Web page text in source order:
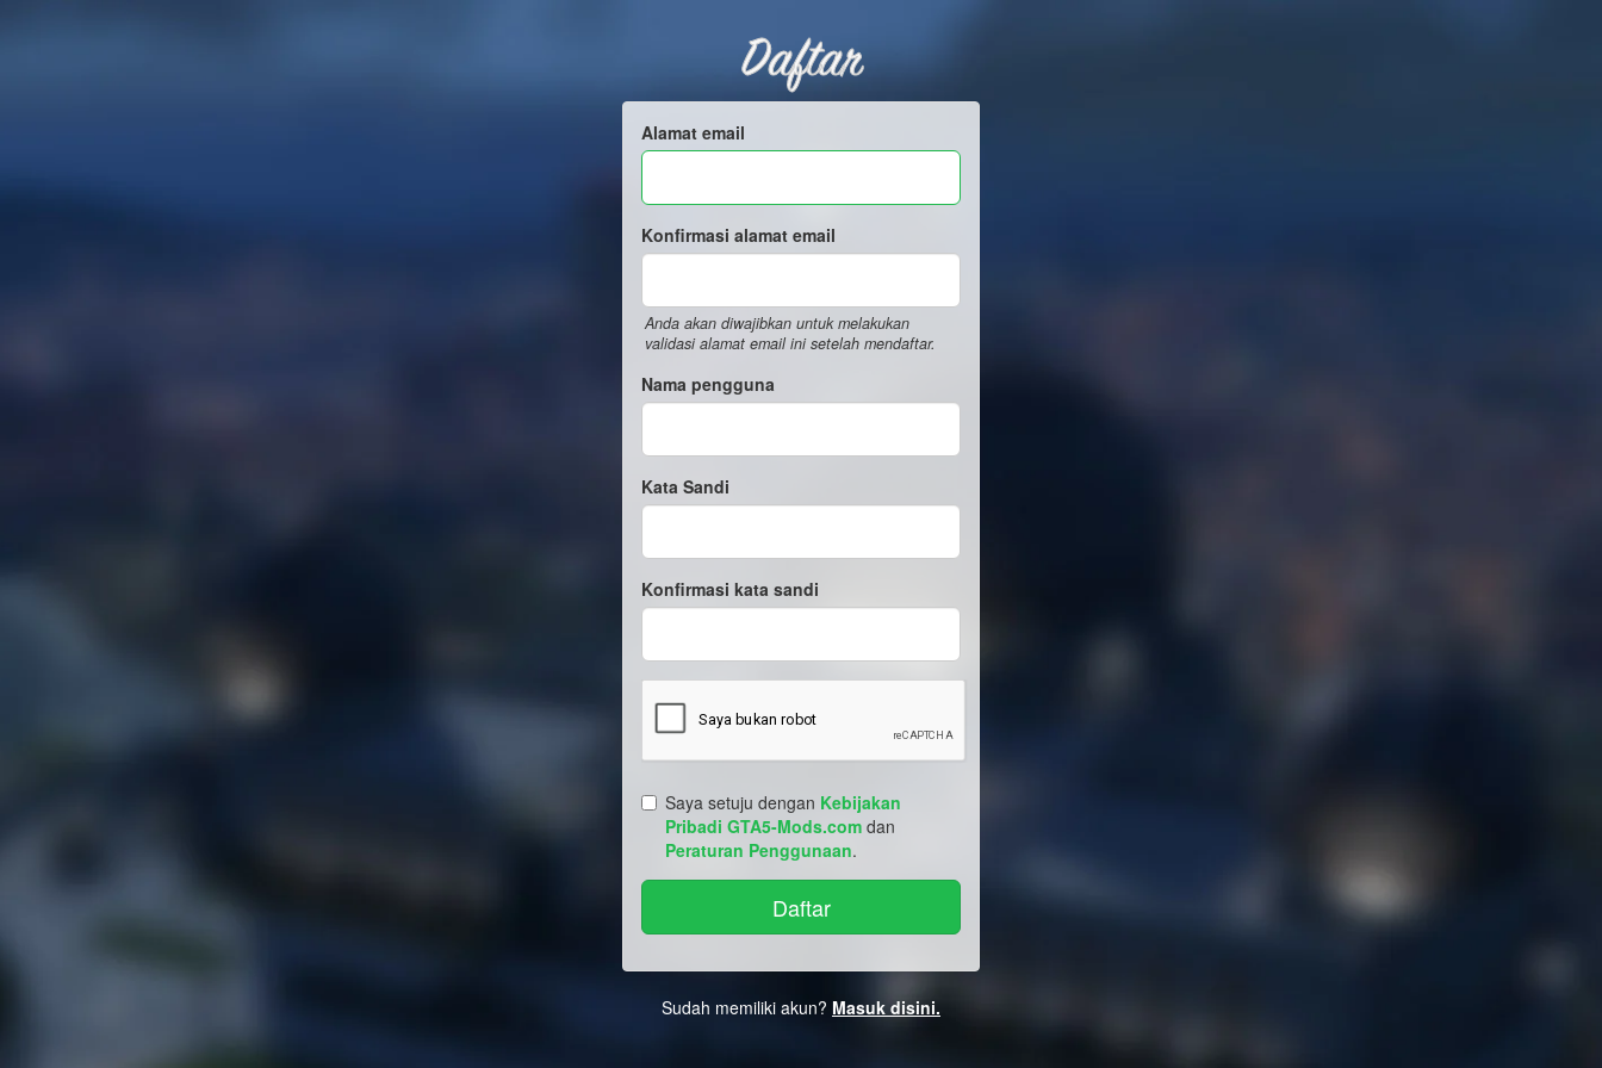
Daftar
Alamat email
Konfirmasi alamat email
Anda akan diwajibkan untuk melakukan
validasi alamat email ini setelah mendaftar.
Nama pengguna
Kata Sandi
Konfirmasi kata sandi
Saya setuju dengan Kebijakan
Pribadi GTA5-Mods.com dan
Peraturan Penggunaan.
Sudah memiliki akun? Masuk disini.